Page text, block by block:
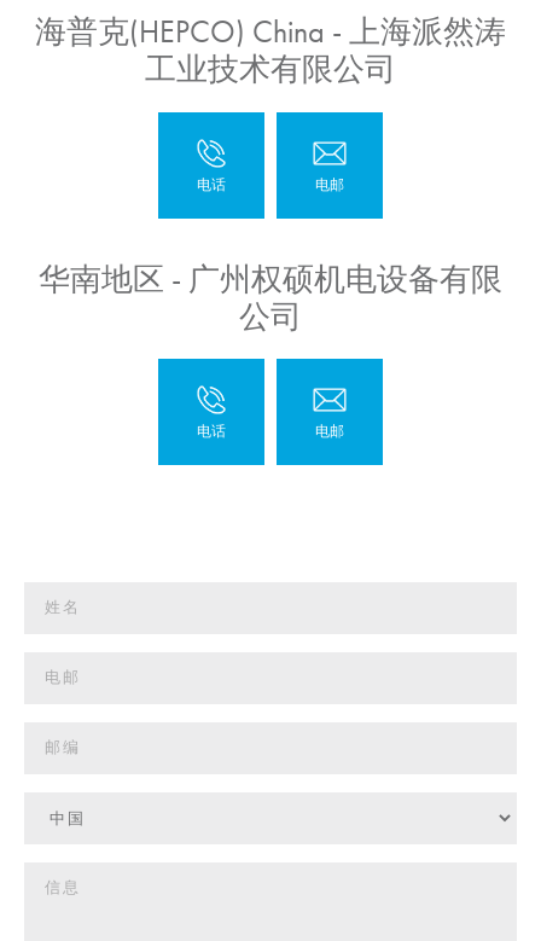
海普克(HEPCO) China - 上海派然涛
工业技术有限公司
华南地区 - 广州权硕机电设备有限
公司